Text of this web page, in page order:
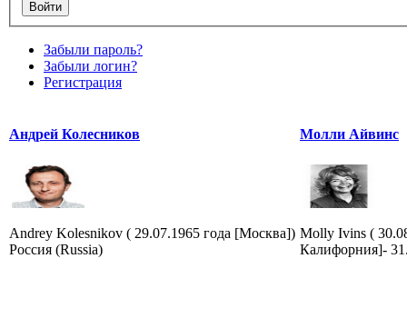
Забыли пароль?
Забыли логин?
Регистрация
Андрей Колесников
Andrey Kolesnikov ( 29.07.1965 года [Москва])
Россия (Russia)
Молли Айвинс
Molly Ivins (
Калифорния]-